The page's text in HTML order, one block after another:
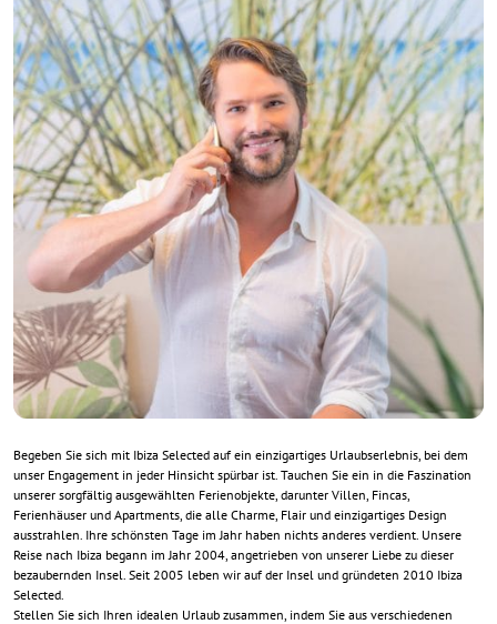
Begeben Sie sich mit Ibiza Selected auf ein einzigartiges Urlaubserlebnis, bei dem
unser Engagement in jeder Hinsicht spürbar ist. Tauchen Sie ein in die Faszination
unserer sorgfältig ausgewählten Ferienobjekte, darunter Villen, Fincas,
Ferienhäuser und Apartments, die alle Charme, Flair und einzigartiges Design
ausstrahlen. Ihre schönsten Tage im Jahr haben nichts anderes verdient. Unsere
Reise nach Ibiza begann im Jahr 2004, angetrieben von unserer Liebe zu dieser
bezaubernden Insel. Seit 2005 leben wir auf der Insel und gründeten 2010 Ibiza
Selected.
Stellen Sie sich Ihren idealen Urlaub zusammen, indem Sie aus verschiedenen